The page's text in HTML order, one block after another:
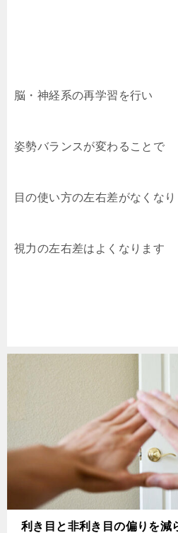
脳・神経系の再学習を行い
姿勢バランスが変わることで
目の使い方の左右差がなくなり
視力の左右差はよくなります
利き目と非利き目の偏りを減